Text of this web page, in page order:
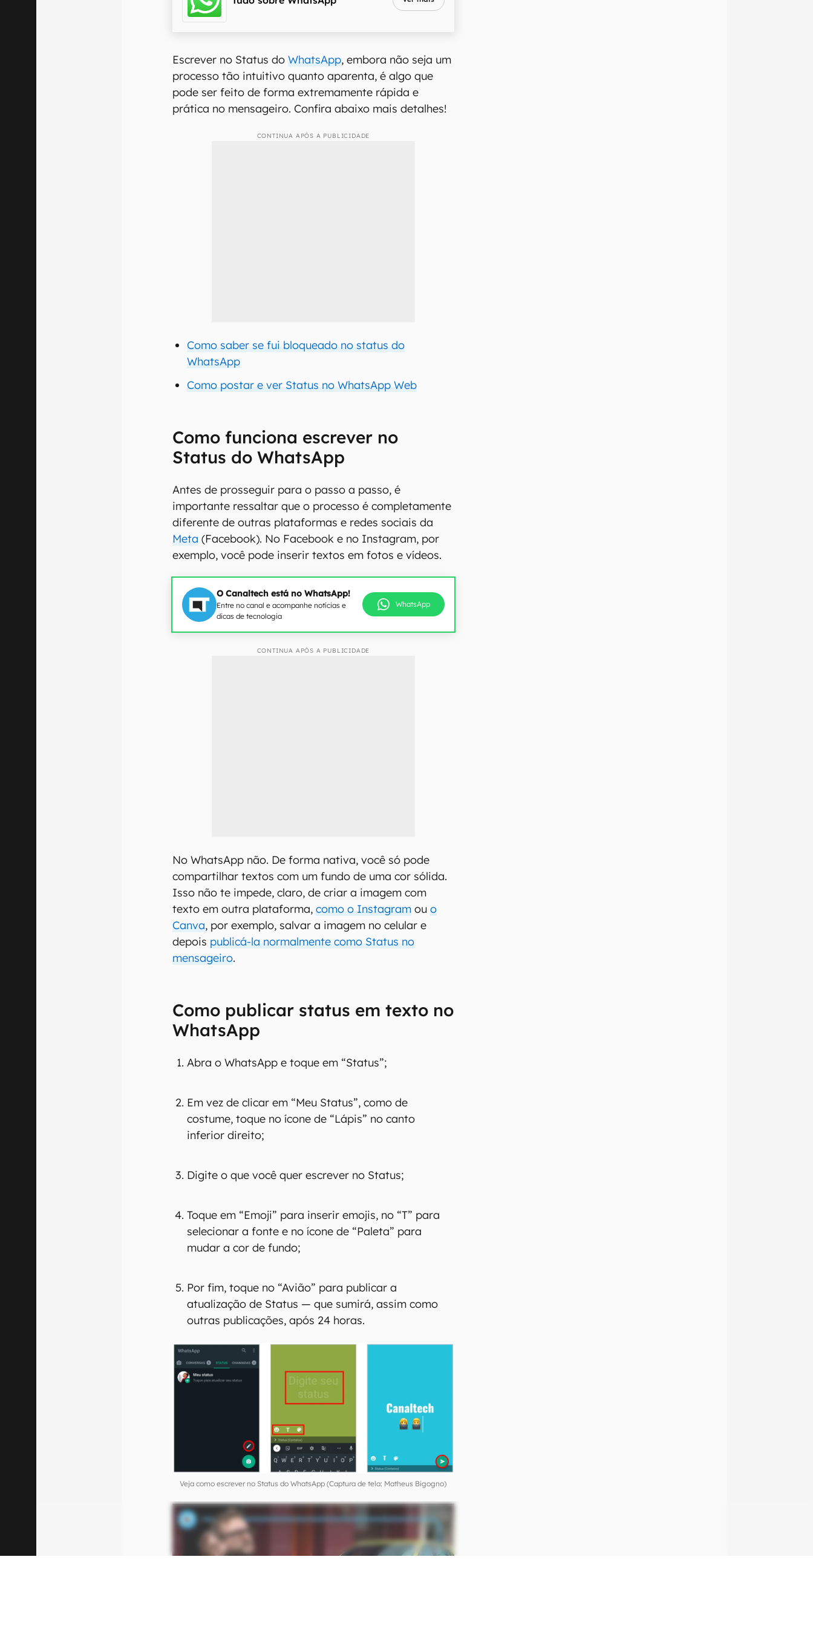
Escrever no Status doWhatsApp, embora não seja um
processo tão intuitivo quanto aparenta, é algo que
pode ser feito de forma extremamente rápida e
prática no mensageiro. Confira abaixo mais detalhes!
CONTINUA APÓS A PUBLICIDADE
Como saber se fui bloqueado no status do
WhatsApp
Como postar e ver Status no WhatsApp Web
Como funciona escrever no
Status do WhatsApp
Antes de prosseguir para o passo a passo, é
importante ressaltar que o processo é completamente
diferente de outras plataformas e redes sociais da
Meta (Facebook). No Facebook e no Instagram, por
exemplo, você pode inserir textos em fotos e vídeos.
O Canaltech está no WhatsApp!
Entre no canal e acompanhe notícias e
dicas de tecnologia
WhatsApp
CONTINUA APÓS A PUBLICIDADE
No WhatsApp não. De forma nativa, você só pode
compartilhar textos com um fundo de uma cor sólida.
Isso não te impede, claro, de criar a imagem com
texto em outra plataforma,como o Instagram ouo
Canva, por exemplo, salvar a imagem no celular e
depois publicá-la normalmente como Status no
mensageiro.
Como publicar status em texto no
WhatsApp
Abra o WhatsApp e toque em “Status”;
Em vez de clicar em “Meu Status”, como de
costume, toque no ícone de “Lápis” no canto
inferior direito;
Digite o que você quer escrever no Status;
Toque em “Emoji” para inserir emojis, no “T” para
selecionar a fonte e no ícone de “Paleta” para
mudar a cor de fundo;
Por fim, toque no “Avião” para publicar a
atualização de Status — que sumirá, assim como
outras publicações, após 24 horas.
Veja como escrever no Status do WhatsApp (Captura de tela: Matheus Bigogno)